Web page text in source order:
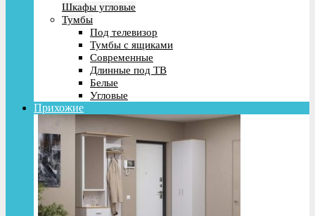
Шкафы угловые
Тумбы
Под телевизор
Тумбы с ящиками
Современные
Длинные под ТВ
Белые
Угловые
Прихожие